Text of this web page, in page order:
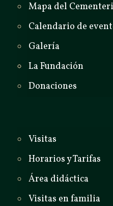
Mapa del
Calendario de
Galería
La Fundación
Donaciones
Visitas
Horarios y Tarifas
Área didáctica
Visitas en familia